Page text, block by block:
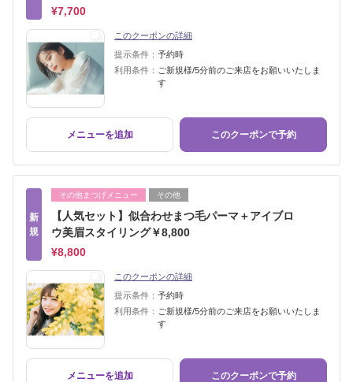
¥7,700
このクーポンの詳細
提示条件： 予約時
利用条件： ご新規様/5分前のご来店をお願いいたしま
す
メニューを追加 このクーポンで予約
新
規
その他まつげメニュー その他
【人気セット】似合わせまつ毛パーマ＋アイブロ
ウ美眉スタイリング￥8,800
¥8,800
このクーポンの詳細
提示条件： 予約時
利用条件： ご新規様/5分前のご来店をお願いいたしま
す
メニューを追加 このクーポンで予約